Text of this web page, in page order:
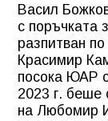
Васил
с поръчката
разпитван
Красимир
посока ЮАР
2023 г. беше
на Любомир